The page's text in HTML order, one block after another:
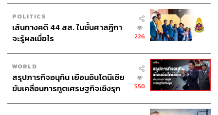
POLITICS
เส้นทางคดี 44 สส. ในชั้นศาลฎีกา
จะรู้ผลเมื่อไร
226
WORLD
สรุปภารกิจอนุทิน เยือนอินโดนีเซีย
ขับเคลื่อนการทูตเศรษฐกิจเชิงรุก
550